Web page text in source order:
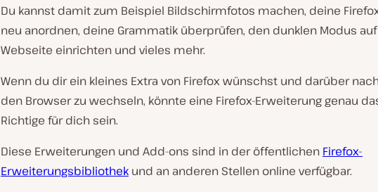
Du kannst damit zum Beispiel Bildschirmfotos machen, deine
neu anordnen, deine Grammatik überprüfen, den dunklen Modus
Webseite einrichten und vieles mehr.
Wenn du dir ein kleines Extra von Firefox wünschst und darüber
den Browser zu wechseln, könnte eine Firefox-Erweiterung genau
Richtige für dich sein.
Diese Erweiterungen und Add-ons sind in der öffentlichen Firefox-
Erweiterungsbibliothek und an anderen Stellen online verfügbar.